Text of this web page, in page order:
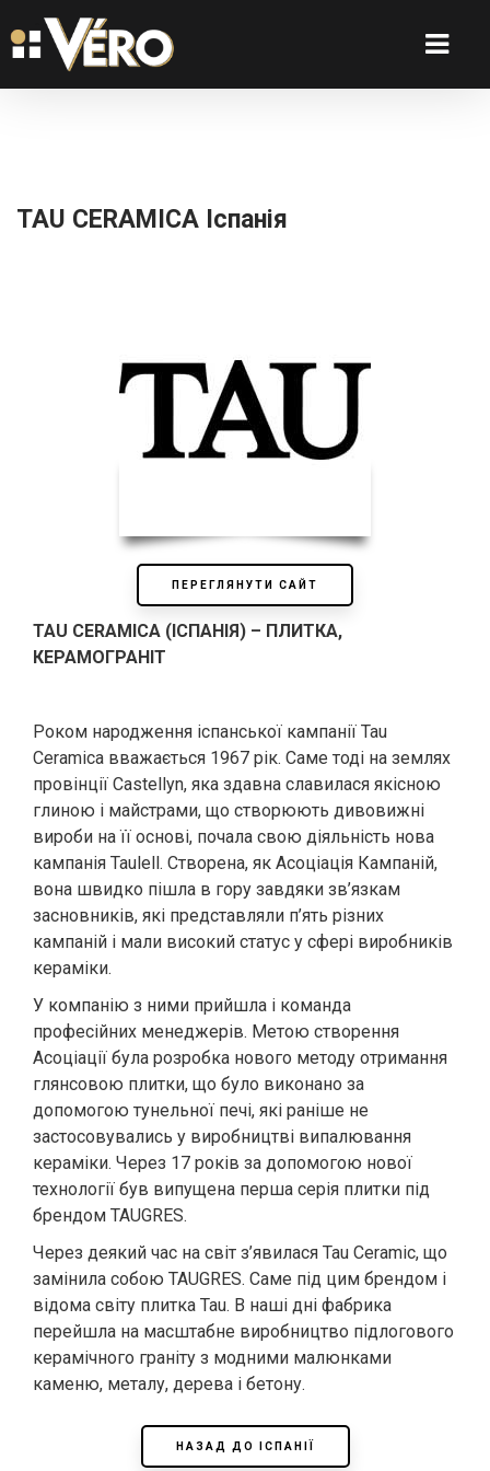
TAU CERAMICA Іспанія
ПЕРЕГЛЯНУТИ САЙТ
TAU CERAMICA (ІСПАНІЯ) – ПЛИТКА,
КЕРАМОГРАНІТ
Роком народження іспанської кампанії Tau
Ceramica вважається 1967 рік. Саме тоді на землях
провінції Castellуn, яка здавна славилася якісною
глиною і майстрами, що створюють дивовижні
вироби на її основі, почала свою діяльність нова
кампанія Taulell. Створена, як Асоціація Кампаній,
вона швидко пішла в гору завдяки зв’язкам
засновників, які представляли п’ять різних
кампаній і мали високий статус у сфері виробників
кераміки.
У компанію з ними прийшла і команда
професійних менеджерів. Метою створення
Асоціації була розробка нового методу отримання
глянсовою плитки, що було виконано за
допомогою тунельної печі, які раніше не
застосовувались у виробництві випалювання
кераміки. Через 17 років за допомогою нової
технології був випущена перша серія плитки під
брендом TAUGRES.
Через деякий час на світ з’явилася Tau Ceramic, що
замінила собою TAUGRES. Саме під цим брендом і
відома світу плитка Tau. В наші дні фабрика
перейшла на масштабне виробництво підлогового
керамічного граніту з модними малюнками
каменю, металу, дерева і бетону.
НАЗАД ДО ІСПАНІЇ